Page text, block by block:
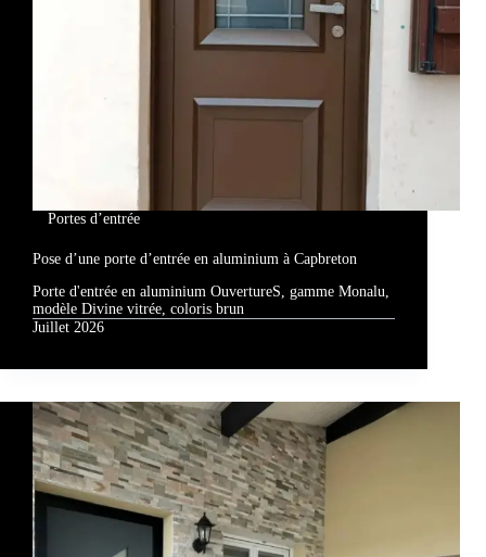
Portes d’entrée
Pose d’une porte d’entrée en aluminium à Capbreton
Porte d'entrée en aluminium OuvertureS, gamme Monalu,
modèle Divine vitrée, coloris brun
Juillet 2026